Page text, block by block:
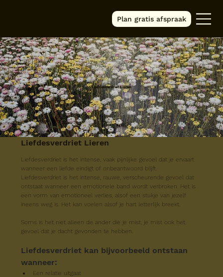
Plan gratis afspraak
Liefdesverdriet Lieren
Liefdesverdriet Lieren
Liefdesverdriet is het intense, vaak pijnlijke gevoel dat je ervaart
wanneer een liefde eindigt of onbeantwoord blijft.
Liefdesverdriet is het intense, rauwe, verscheurende gevoel dat
ontstaat wanneer een emotionele band wordt verbroken. Het is
een vorm van emotioneel verlies, alsof een stukje van jezelf
ineens weg is. Het kan voelen alsof je hart letterlijk breekt.
Soms is het niet alleen de ander die je mist, je mist ook het
gevoel dat je dacht gevonden te hebben.
Liefdesverdriet kan bijvoorbeeld ontstaan
wanneer:
Een relatie uitgaat